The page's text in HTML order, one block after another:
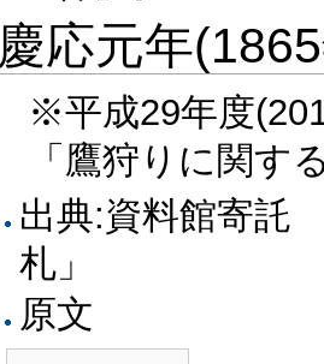
慶応元年
※平成29年度
「鷹狩りに関す
出典:資料館寄託
札」
原文